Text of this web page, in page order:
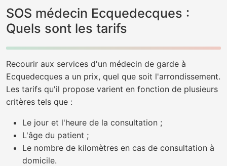
SOS médecin Ecquedecques :
Quels sont les tarifs
Recourir aux services d'un médecin de garde à
Ecquedecques a un prix, quel que soit l'arrondissement.
Les tarifs qu'il propose varient en fonction de plusieurs
critères tels que :
Le jour et l'heure de la consultation ;
L'âge du patient ;
Le nombre de kilomètres en cas de consultation à
domicile.